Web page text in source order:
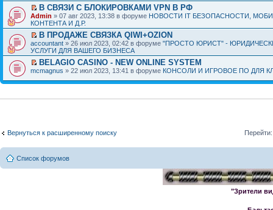
В СВЯЗИ С БЛОКИРОВКАМИ VPN В РФ
Admin » 07 авг 2023, 13:38 в форуме НОВОСТИ IT БЕЗОПАСНОСТИ,
КОНТЕНТА И Д.Р.
В ПРОДАЖЕ СВЯЗКА QIWI+OZION
accountant » 26 июл 2023, 02:42 в форуме "ПРОСТО ЮРИСТ" -
УСЛУГИ ДЛЯ ВАШЕГО БИЗНЕСА
BELAGIO CASINO - NEW ONLINE SYSTEM
mcmagnus » 22 июл 2023, 13:41 в форуме КОНСОЛИ И ИГРОВОЕ ПО ДЛЯ
Вернуться к расширенному поиску Перейти:
Список форумов
"Зрители